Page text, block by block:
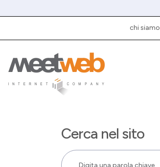
chi siamo
Cerca nel sito